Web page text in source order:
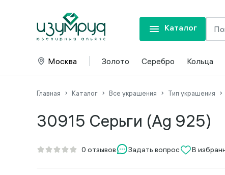
Каталог
Москва Золото Серебро Кольца
Главная Каталог Все украшения Тип украшения
30915 Серьги (Ag 925)
Задать вопрос